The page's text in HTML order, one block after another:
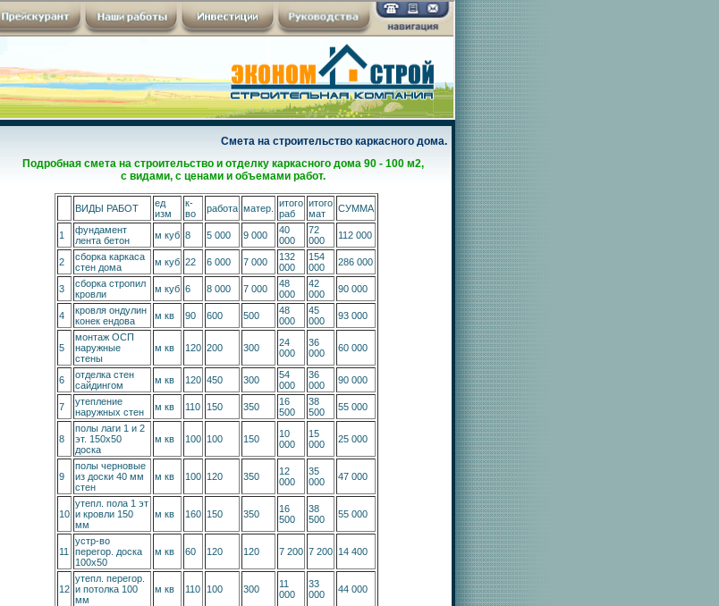
Смета на строительство каркасного дома.
Подробная смета на строительство и отделку каркасного дома 90 - 100 м2,
с видами, с ценами и объемами работ.
ВИДЫ РАБОТ
ед
изм
к-
во
работа матер.
итого
раб
итого
мат
СУММА
1
фундамент
лента бетон
м куб 8 5 000 9 000
40
000
72
000
112 000
2
сборка каркаса
стен дома
м куб 22 6 000 7 000
132
000
154
000
286 000
3
сборка стропил
кровли
м куб 6 8 000 7 000
48
000
42
000
90 000
4
кровля ондулин
конек ендова
м кв 90 600 500
48
000
45
000
93 000
5
монтаж ОСП
наружные
стены
м кв 120 200 300
24
000
36
000
60 000
6
отделка стен
сайдингом
м кв 120 450 300
54
000
36
000
90 000
7
утепление
наружных стен
м кв 110 150 350
16
500
38
500
55 000
8
полы лаги 1 и 2
эт. 150х50
доска
м кв 100 100 150
10
000
15
000
25 000
9
полы черновые
из доски 40 мм
стен
м кв 100 120 350
12
000
35
000
47 000
10
утепл. пола 1 эт
и кровли 150
мм
м кв 160 150 350
16
500
38
500
55 000
11
устр-во
перегор. доска
100х50
м кв 60 120 120 7 200 7 200 14 400
12
утепл. перегор.
и потолка 100
мм
м кв 110 100 300
11
000
33
000
44 000